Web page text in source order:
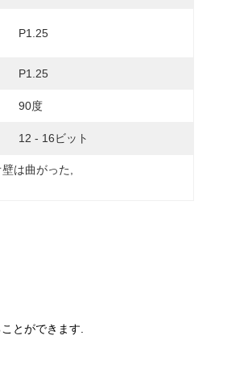
P1.25
P1.25
90度
12 - 16ビット
は曲がった
とができます.